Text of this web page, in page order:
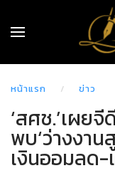
หน้าแรก ข่าว
‘สศช.’เผย
พบ‘ว่างงา
เงินออมลด-